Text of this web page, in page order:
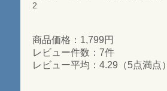
2
商品価格：1,799円
レビュー件数：7件
レビュー平均：4.29（5点満点）